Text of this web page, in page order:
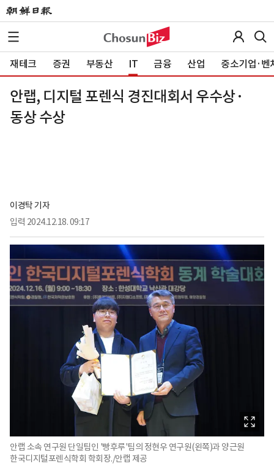
재테크 증권 부동산 IT 금융 산업 중소기업·벤
안랩, 디지털 포렌식 경진대회서 우수상·
동상 수상
이경탁 기자
입력 2024.12.18. 09:17
안랩 소속 연구원 단일팀인 '빵후루'팀의 정현우 연구원(왼쪽)과 양근원
한국디지털포렌식학회 학회장./안랩 제공